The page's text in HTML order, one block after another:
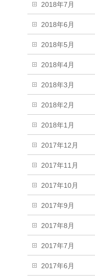
2018年7月
2018年6月
2018年5月
2018年4月
2018年3月
2018年2月
2018年1月
2017年12月
2017年11月
2017年10月
2017年9月
2017年8月
2017年7月
2017年6月